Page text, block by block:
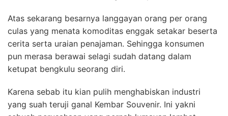
Atas sekarang besarnya langgayan orang per orang
culas yang menata komoditas enggak setakar beserta
cerita serta uraian penajaman. Sehingga konsumen
pun merasa berawai selagi sudah datang dalam
ketupat bengkulu seorang diri.
Karena sebab itu kian pulih menghabiskan industri
yang suah teruji ganal Kembar Souvenir. Ini yakni